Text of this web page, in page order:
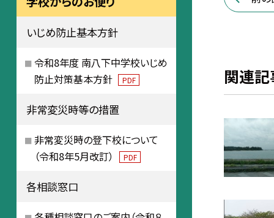
関連
いじめ防止基本方針
令和8年度 南八下中学校いじめ
防止対策基本方針
PDF
非常変災時等の措置
非常変災時の登下校について
（令和8年5月改訂）
PDF
各相談窓口